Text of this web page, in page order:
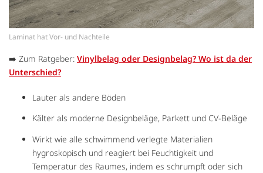
Laminat hat Vor- und Nachteile
➡️ Zum Ratgeber: Vinylbelag oder Designbelag? Wo ist da der
Unterschied?
Lauter als andere Böden
Kälter als moderne Designbeläge, Parkett und CV-Beläge
Wirkt wie alle schwimmend verlegte Materialien
hygroskopisch und reagiert bei Feuchtigkeit und
Temperatur des Raumes, indem es schrumpft oder sich